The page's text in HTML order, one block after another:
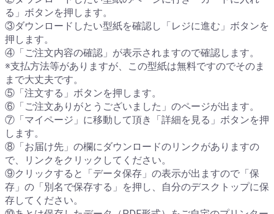
る」ボタンを押します。
③ダウンロードしたい型紙を確認し「レジに進む」ボタンを
押します。
④「ご注文内容の確認」が表示されますので確認します。
※支払方法等がありますが、この型紙は無料ですのでそのま
まで大丈夫です。
⑤「注文する」ボタンを押します。
⑥「ご注文ありがとうございました」のページが出ます。
⑦「マイページ」に移動して頂き「詳細を見る」ボタンを押
します。
⑧「お届け先」の欄にダウンロードのリンクがありますの
で、リンクをクリックしてください。
⑨クリックすると「データ保存」の表示が出ますので「保
存」の「別名で保存する」を押し、自分のデスクトップに保
存してください。